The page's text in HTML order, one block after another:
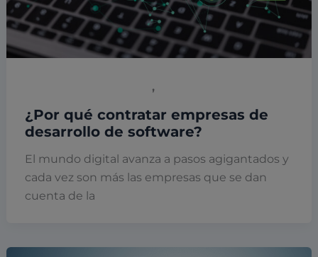
,
¿Por qué contratar empresas de
desarrollo de software?
El mundo digital avanza a pasos agigantados y
cada vez son más las empresas que se dan
cuenta de la